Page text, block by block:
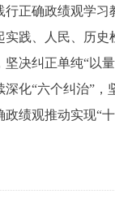
正确政绩观学
践、人民、历
决纠正单纯“以
化“六个纠治”
绩观推动实现“